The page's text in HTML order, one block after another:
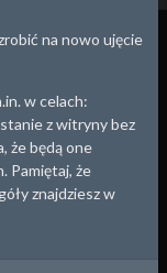
rok 1931 i
na nowo ujęcie
w celach:
z witryny bez
że będą one
Pamiętaj, że
znajdziesz w